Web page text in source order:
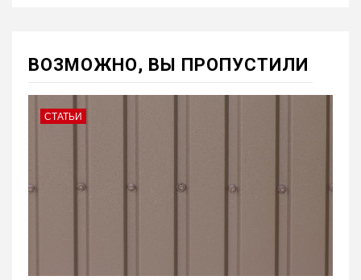
ВОЗМОЖНО, ВЫ ПРОПУСТИЛИ
СТАТЬИ